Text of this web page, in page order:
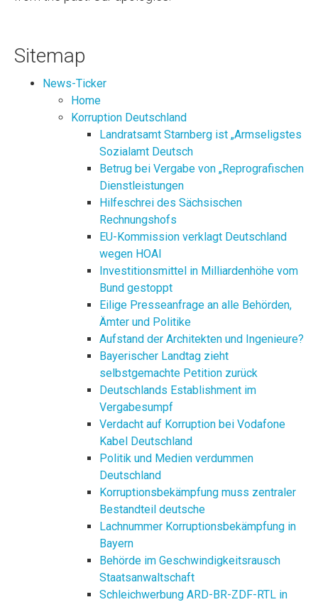
Sitemap
News-Ticker
Home
Korruption Deutschland
Landratsamt Starnberg ist „Armseligstes
Sozialamt Deutsch
Betrug bei Vergabe von „Reprografischen
Dienstleistungen
Hilfeschrei des Sächsischen
Rechnungshofs
EU-Kommission verklagt Deutschland
wegen HOAI
Investitionsmittel in Milliardenhöhe vom
Bund gestoppt
Eilige Presseanfrage an alle Behörden,
Ämter und Politike
Aufstand der Architekten und Ingenieure?
Bayerischer Landtag zieht
selbstgemachte Petition zurück
Deutschlands Establishment im
Vergabesumpf
Verdacht auf Korruption bei Vodafone
Kabel Deutschland
Politik und Medien verdummen
Deutschland
Korruptionsbekämpfung muss zentraler
Bestandteil deutsche
Lachnummer Korruptionsbekämpfung in
Bayern
Behörde im Geschwindigkeitsrausch
Staatsanwaltschaft
Schleichwerbung ARD-BR-ZDF-RTL in